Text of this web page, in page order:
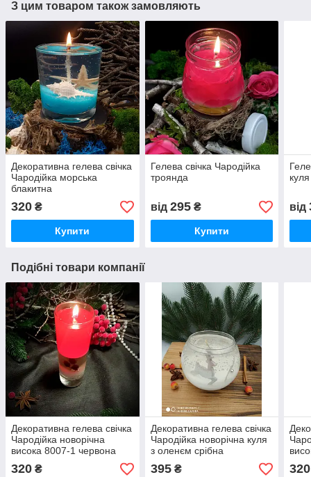
З цим товаром також замовляють
Декоративна гелева свічка
Чародійка морська
блакитна
320 ₴
Купити
Гелева свічка Чародійка
троянда
від 295₴
Купити
від
Подібні товари компанії
Декоративна гелева свічка
Чародійка новорічна
висока 8007-1 червона
320 ₴
Декоративна гелева свічка
Чародійка новорічна куля
з оленєм срібна
395₴ 320